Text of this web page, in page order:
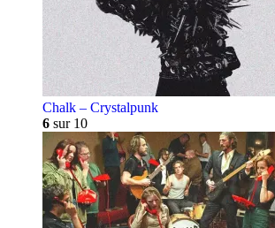
Chalk – Crystalpunk
6 sur 10